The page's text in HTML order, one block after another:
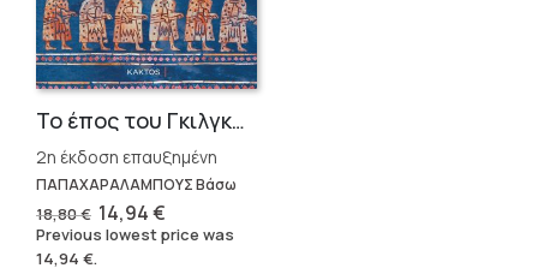
Το έπος του Γκιλγκαμές
2η έκδοση επαυξημένη
ΠΑΠΑΧΑΡΑΛΑΜΠΟΥΣ Βάσω
18,80€ Original
price
was:
18,80 €.
14,94€Current
price
is:
Previous lowest price was
14,94 €.